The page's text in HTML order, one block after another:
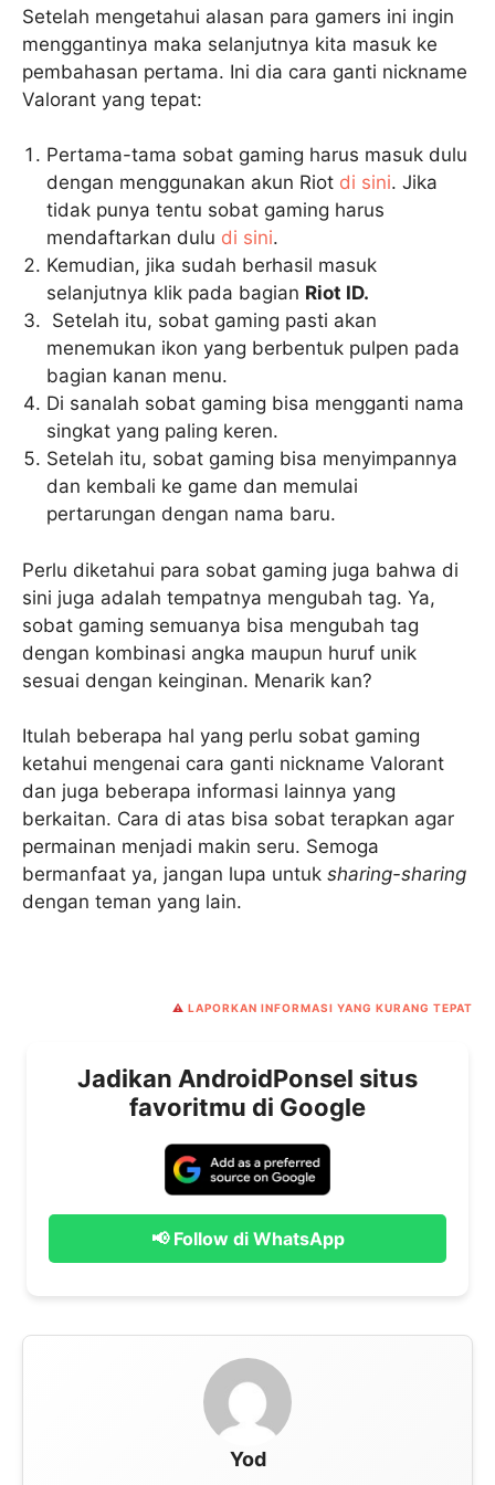
Setelah mengetahui alasan para gamers ini ingin
menggantinya maka selanjutnya kita masuk ke
pembahasan pertama. Ini dia cara ganti nickname
Valorant yang tepat:
Pertama-tama sobat gaming harus masuk dulu
dengan menggunakan akun Riot di sini. Jika
tidak punya tentu sobat gaming harus
mendaftarkan dulu di sini.
Kemudian, jika sudah berhasil masuk
selanjutnya klik pada bagian Riot ID.
Setelah itu, sobat gaming pasti akan
menemukan ikon yang berbentuk pulpen pada
bagian kanan menu.
Di sanalah sobat gaming bisa mengganti nama
singkat yang paling keren.
Setelah itu, sobat gaming bisa menyimpannya
dan kembali ke game dan memulai
pertarungan dengan nama baru.
Perlu diketahui para sobat gaming juga bahwa di
sini juga adalah tempatnya mengubah tag. Ya,
sobat gaming semuanya bisa mengubah tag
dengan kombinasi angka maupun huruf unik
sesuai dengan keinginan. Menarik kan?
Itulah beberapa hal yang perlu sobat gaming
ketahui mengenai cara ganti nickname Valorant
dan juga beberapa informasi lainnya yang
berkaitan. Cara di atas bisa sobat terapkan agar
permainan menjadi makin seru. Semoga
bermanfaat ya, jangan lupa untuk sharing-sharing
dengan teman yang lain.
⚠️ LAPORKAN INFORMASI YANG KURANG TEPAT
Jadikan AndroidPonsel situs
favoritmu di Google
📢 Follow di WhatsApp
Yod